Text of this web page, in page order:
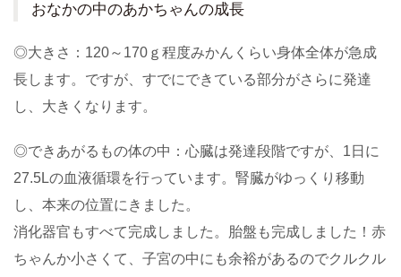
おなかの中のあかちゃんの成長
◎大きさ：120～170ｇ程度みかんくらい身体全体が急成
長します。ですが、すでにできている部分がさらに発達
し、大きくなります。
◎できあがるもの体の中：心臓は発達段階ですが、1日に
27.5Lの血液循環を行っています。腎臓がゆっくり移動
し、本来の位置にきました。
消化器官もすべて完成しました。胎盤も完成しました！赤
ちゃんか小さくて、子宮の中にも余裕があるのでクルクル